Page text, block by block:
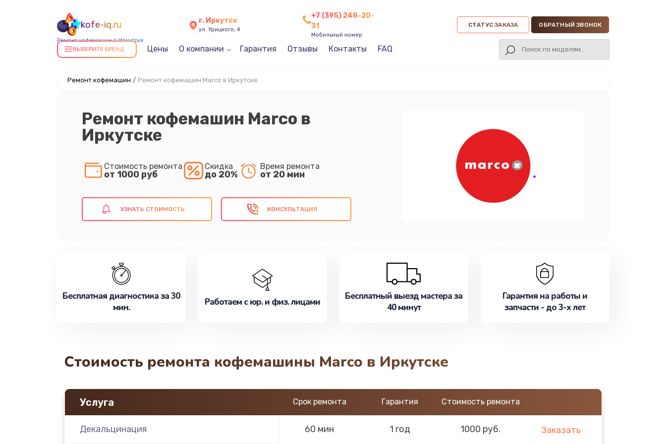
kofe-iq.ru
Ремонт кофемашин в Иркутске
г. Иркутск
ул. Урицкого, 4
+7 (395) 248-20-
31
Мобильный номер
СТАТУС ЗАКАЗА ОБРАТНЫЙ ЗВОНОК
ВЫБЕРИТЕ БРЕНД Цены О компании Гарантия Отзывы Контакты FAQ
Ремонт кофемашин / Ремонт кофемашин Marco в Иркутске
Ремонт кофемашин Marco в
Иркутске
Стоимость ремонта
от 1000 руб
Скидка
до 20%
Время ремонта
от 20 мин
УЗНАТЬ СТОИМОСТЬ КОНСУЛЬТАЦИЯ
Бесплатная диагностика за 30
мин.
Работаем с юр. и физ. лицами
Бесплатный выезд мастера за
40 минут
Гарантия на работы и
запчасти - до 3-х лет
Стоимость ремонта кофемашины Marco в Иркутске
Услуга Срок ремонта Гарантия Стоимость ремонта
Декальцинация 60 мин 1 год 1000 руб. Заказать